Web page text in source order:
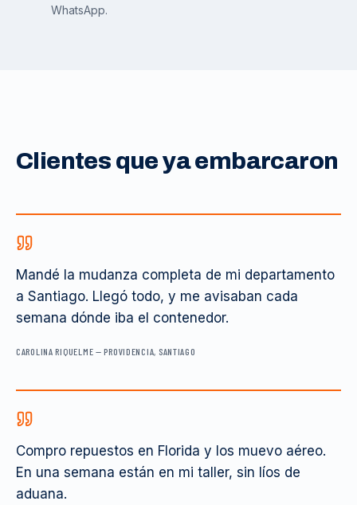
WhatsApp.
Clientes que ya embarcaron
Mandé la mudanza completa de mi departamento
a Santiago. Llegó todo, y me avisaban cada
semana dónde iba el contenedor.
CAROLINA RIQUELME —PROVIDENCIA, SANTIAGO
Compro repuestos en Florida y los muevo aéreo.
En una semana están en mi taller, sin líos de
aduana.